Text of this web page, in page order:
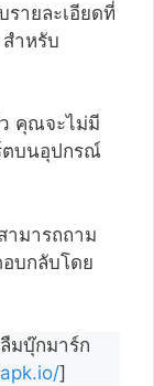
ายละเอียดที่
สำหรับ
คุณจะไม่มี
ตบนอุปกรณ์
มารถถาม
อบกลับโดย
มบุ๊กมาร์ก
]